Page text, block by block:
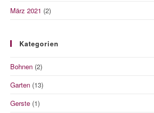
März 2021 (2)
Kategorien
Bohnen (2)
Garten (13)
Gerste (1)